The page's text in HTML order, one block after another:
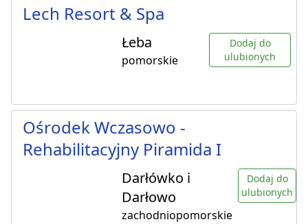
Lech Resort & Spa
Łeba
pomorskie
Dodaj do
ulubionych
Ośrodek Wczasowo -
Rehabilitacyjny Piramida I
Darłówko i
Darłowo
zachodniopomorskie
Dodaj do
ulubionych